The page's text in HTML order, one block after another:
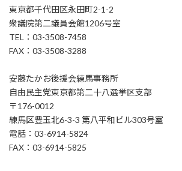
東京都千代田区永田町2-1-2
衆議院第二議員会館1206号室
TEL：03-3508-7458
FAX：03-3508-3288
安藤たかお後援会練馬事務所
自由民主党東京都第二十八選挙区支部
〒176-0012
練馬区豊玉北6-3-3 第八平和ビル303号室
電話：03-6914-5824
FAX：03-6914-5825